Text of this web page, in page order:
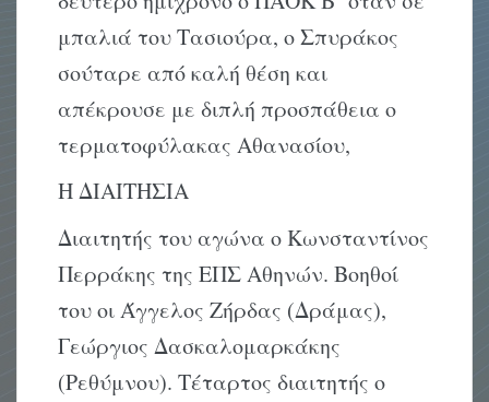
μπαλιά του Τασιούρα, ο Σπυράκος
σούταρε από καλή θέση και
απέκρουσε με διπλή προσπάθεια ο
τερματοφύλακας Αθανασίου,
Η ΔΙΑΙΤΗΣΙΑ
Διαιτητής του αγώνα ο Κωνσταντίνος
Περράκης της ΕΠΣ Αθηνών. Βοηθοί
του οι Άγγελος Ζήρδας (Δράμας),
Γεώργιος Δασκαλομαρκάκης
(Ρεθύμνου). Τέταρτος διαιτητής ο